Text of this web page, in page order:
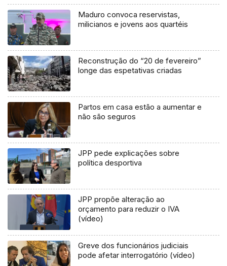
Maduro convoca reservistas,
milicianos e jovens aos quartéis
Reconstrução do “20 de fevereiro”
longe das espetativas criadas
Partos em casa estão a aumentar e
não são seguros
JPP pede explicações sobre
política desportiva
JPP propõe alteração ao
orçamento para reduzir o IVA
(vídeo)
Greve dos funcionários judiciais
pode afetar interrogatório (vídeo)